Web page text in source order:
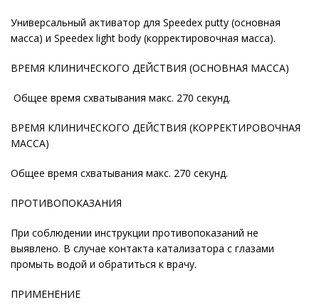
Универсальный активатор для Speedex putty (основная
масса) и Speedex light body (корректировочная масса).
ВРЕМЯ КЛИНИЧЕСКОГО ДЕЙСТВИЯ (ОСНОВНАЯ МАССА)
Общее время схватывания макс. 270 секунд.
ВРЕМЯ КЛИНИЧЕСКОГО ДЕЙСТВИЯ (КОРРЕКТИРОВОЧНАЯ
МАССА)
Общее время схватывания макс. 270 секунд.
ПРОТИВОПОКАЗАНИЯ
При соблюдении инструкции противопоказаний не
выявлено. В случае контакта катализатора с глазами
промыть водой и обратиться к врачу.
ПРИМЕНЕНИЕ